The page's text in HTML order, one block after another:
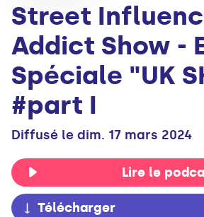
Street
Addict Show -
Spéciale "UK
#part I
Diffusé le dim. 17 mars 2024
Lire le
Télécharger